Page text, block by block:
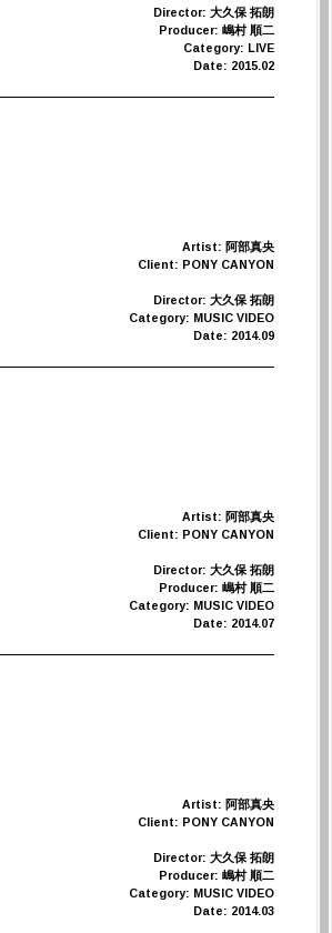
Director: 大久保 拓朗
Producer: 嶋村 順二
Category: LIVE
Date: 2015.02
Artist: 阿部真央
Client: PONY CANYON
Director: 大久保 拓朗
Category: MUSIC VIDEO
Date: 2014.09
Artist: 阿部真央
Client: PONY CANYON
Director: 大久保 拓朗
Producer: 嶋村 順二
Category: MUSIC VIDEO
Date: 2014.07
Artist: 阿部真央
Client: PONY CANYON
Director: 大久保 拓朗
Producer: 嶋村 順二
Category: MUSIC VIDEO
Date: 2014.03